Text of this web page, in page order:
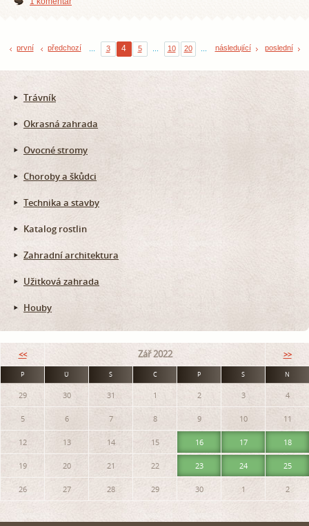
první předchozí 3 4 5 10 20 následující poslední
Trávník
Okrasná zahrada
Ovocné stromy
Choroby a škůdci
Technika a stavby
Katalog rostlin
Zahradní architektura
Užitková zahrada
Houby
<< Zář 2022 >>
P Ú S Č P S N
29 30 31 1 2 3 4
5 6 7 8 9 10 11
12 13 14 15 16 17 18
19 20 21 22 23 24 25
26 27 28 29 30 1 2